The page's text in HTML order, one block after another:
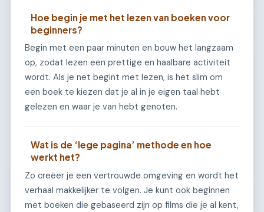
Hoe begin je met het lezen van boeken voor
beginners?
Begin met een paar minuten en bouw het langzaam
op, zodat lezen een prettige en haalbare activiteit
wordt. Als je net begint met lezen, is het slim om
een boek te kiezen dat je al in je eigen taal hebt
gelezen en waar je van hebt genoten.
Wat is de ‘lege pagina’ methode en hoe
werkt het?
Zo creëer je een vertrouwde omgeving en wordt het
verhaal makkelijker te volgen. Je kunt ook beginnen
met boeken die gebaseerd zijn op films die je al kent,